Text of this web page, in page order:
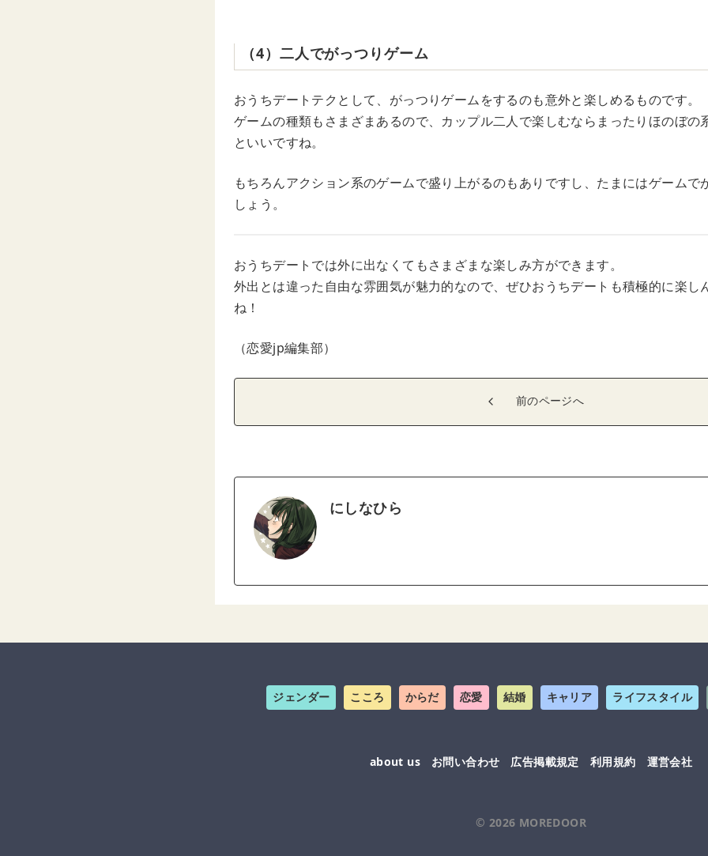
（4）二人でがっつりゲーム
おうちデートテクとして、がっつりゲームをするのも意外と楽しめるものです。
ゲームの種類もさまざまあるので、カップル二人で楽しむならまったりほのぼの
といいですね。
もちろんアクション系のゲームで盛り上がるのもありですし、たまにはゲームで
しょう。
おうちデートでは外に出なくてもさまざまな楽しみ方ができます。
外出とは違った自由な雰囲気が魅力的なので、ぜひおうちデートも積極的に楽し
ね！
（恋愛jp編集部）
前のページへ
にしなひら
ジェンダー こころ からだ 恋愛 結婚 キャリア ライフスタイル
about us お問い合わせ 広告掲載規定 利用規約 運営会社
© 2026 MOREDOOR